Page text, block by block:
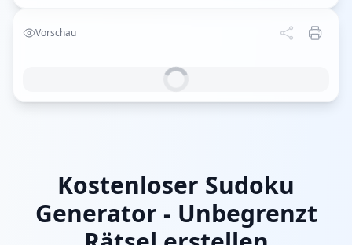
Vorschau
Kostenloser Sudoku
Generator - Unbegrenzt